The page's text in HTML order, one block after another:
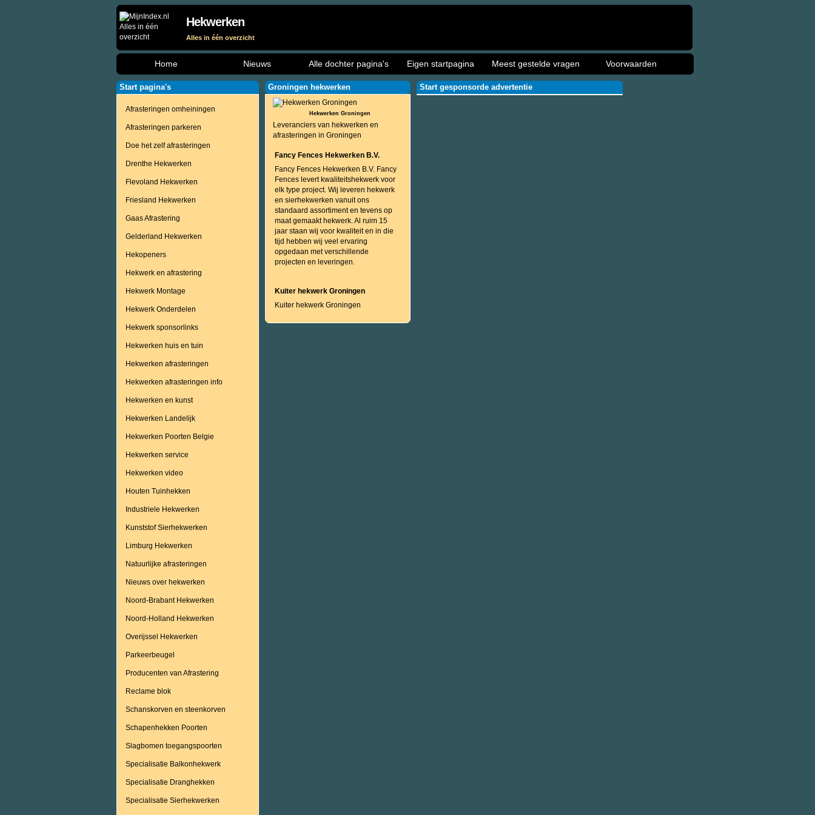
Hekwerken
Alles in één overzicht
Home Nieuws Alle dochter pagina's Eigen startpagina Meest gestelde vragen Voorwaarden
Start pagina's
Afrasteringen omheiningen
Afrasteringen parkeren
Doe het zelf afrasteringen
Drenthe Hekwerken
Flevoland Hekwerken
Friesland Hekwerken
Gaas Afrastering
Gelderland Hekwerken
Hekopeners
Hekwerk en afrastering
Hekwerk Montage
Hekwerk Onderdelen
Hekwerk sponsorlinks
Hekwerken huis en tuin
Hekwerken afrasteringen
Hekwerken afrasteringen info
Hekwerken en kunst
Hekwerken Landelijk
Hekwerken Poorten Belgie
Hekwerken service
Hekwerken video
Houten Tuinhekken
Industriele Hekwerken
Kunststof Sierhekwerken
Limburg Hekwerken
Natuurlijke afrasteringen
Nieuws over hekwerken
Noord-Brabant Hekwerken
Noord-Holland Hekwerken
Overijssel Hekwerken
Parkeerbeugel
Producenten van Afrastering
Reclame blok
Schanskorven en steenkorven
Schapenhekken Poorten
Slagbomen toegangspoorten
Specialisatie Balkonhekwerk
Specialisatie Dranghekken
Specialisatie Sierhekwerken
Groningen hekwerken
Hekwerken Groningen
Leveranciers van hekwerken en
afrasteringen in Groningen
Fancy Fences Hekwerken B.V.
Fancy Fences Hekwerken B.V. Fancy
Fences levert kwaliteitshekwerk voor
elk type project. Wij leveren hekwerk
en sierhekwerken vanuit ons
standaard assortiment en tevens op
maat gemaakt hekwerk. Al ruim 15
jaar staan wij voor kwaliteit en in die
tijd hebben wij veel ervaring
opgedaan met verschillende
projecten en leveringen.
Kuiter hekwerk Groningen
Kuiter hekwerk Groningen
Start gesponsorde advertentie